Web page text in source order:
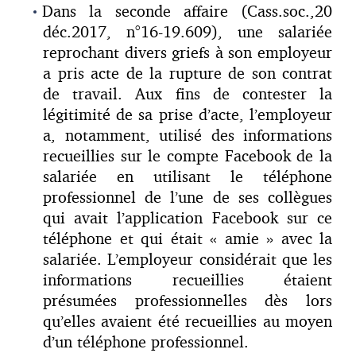
Dans la seconde affaire (Cass.soc.,20
déc.2017, n°16-19.609), une salariée
reprochant divers griefs à son employeur
a pris acte de la rupture de son contrat
de travail. Aux fins de contester la
légitimité de sa prise d’acte, l’employeur
a, notamment, utilisé des informations
recueillies sur le compte Facebook de la
salariée en utilisant le téléphone
professionnel de l’une de ses collègues
qui avait l’application Facebook sur ce
téléphone et qui était « amie » avec la
salariée. L’employeur considérait que les
informations recueillies étaient
présumées professionnelles dès lors
qu’elles avaient été recueillies au moyen
d’un téléphone professionnel.